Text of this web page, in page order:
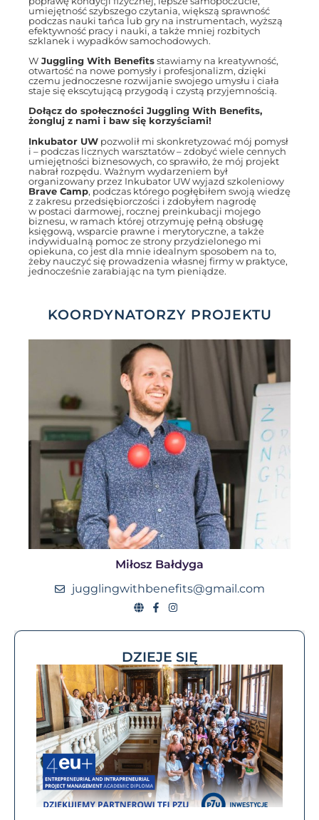
umiejętność szybszego czytania, większą sprawność
podczas nauki tańca lub gry na instrumentach, wyższą
efektywność pracy i nauki, a także mniej rozbitych
szklanek i wypadków samochodowych.
W Juggling With Benefits stawiamy na kreatywność,
otwartość na nowe pomysły i profesjonalizm, dzięki
czemu jednoczesne rozwijanie swojego umysłu i ciała
staje się ekscytującą przygodą i czystą przyjemnością.
Dołącz do społeczności Juggling With Benefits,
żongluj z nami i baw się korzyściami!
Inkubator UW pozwolił mi skonkretyzować mój pomysł
i – podczas licznych warsztatów – zdobyć wiele cennych
umiejętności biznesowych, co sprawiło, że mój projekt
nabrał rozpędu. Ważnym wydarzeniem był
organizowany przez Inkubator UW wyjazd szkoleniowy
Brave Camp, podczas którego pogłębiłem swoją wiedzę
z zakresu przedsiębiorczości i zdobyłem nagrodę
w postaci darmowej, rocznej preinkubacji mojego
biznesu, w ramach której otrzymuję pełną obsługę
księgową, wsparcie prawne i merytoryczne, a także
indywidualną pomoc ze strony przydzielonego mi
opiekuna, co jest dla mnie idealnym sposobem na to,
żeby nauczyć się prowadzenia własnej firmy w praktyce,
jednocześnie zarabiając na tym pieniądze.
KOORDYNATORZY PROJEKTU
Miłosz Bałdyga
jugglingwithbenefits@gmail.com
DZIEJE SIĘ